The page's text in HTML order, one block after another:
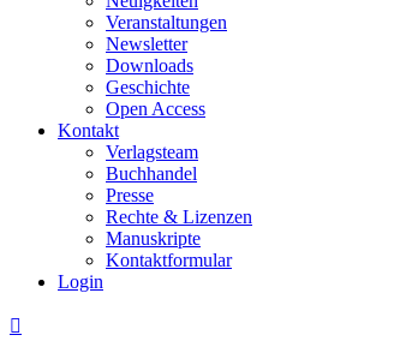
Veranstaltungen
Newsletter
Downloads
Geschichte
Open Access
Kontakt
Verlagsteam
Buchhandel
Presse
Rechte & Lizenzen
Manuskripte
Kontaktformular
Login
